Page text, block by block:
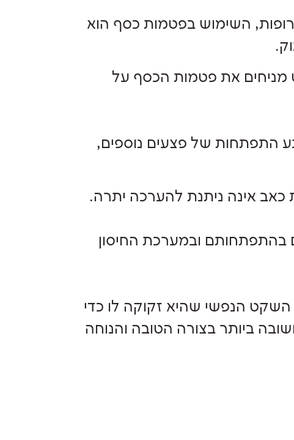
השימוש בפטמות כסף הוא
מניחים את פטמות הכסף על
התפתחות של פצעים נוספים,
אינה ניתנת להערכה יתרה.
בהתפתחותם ובמערכת החיסון
הנפשי שהיא זקוקה לו כדי
ביותר בצורה הטובה והנוחה